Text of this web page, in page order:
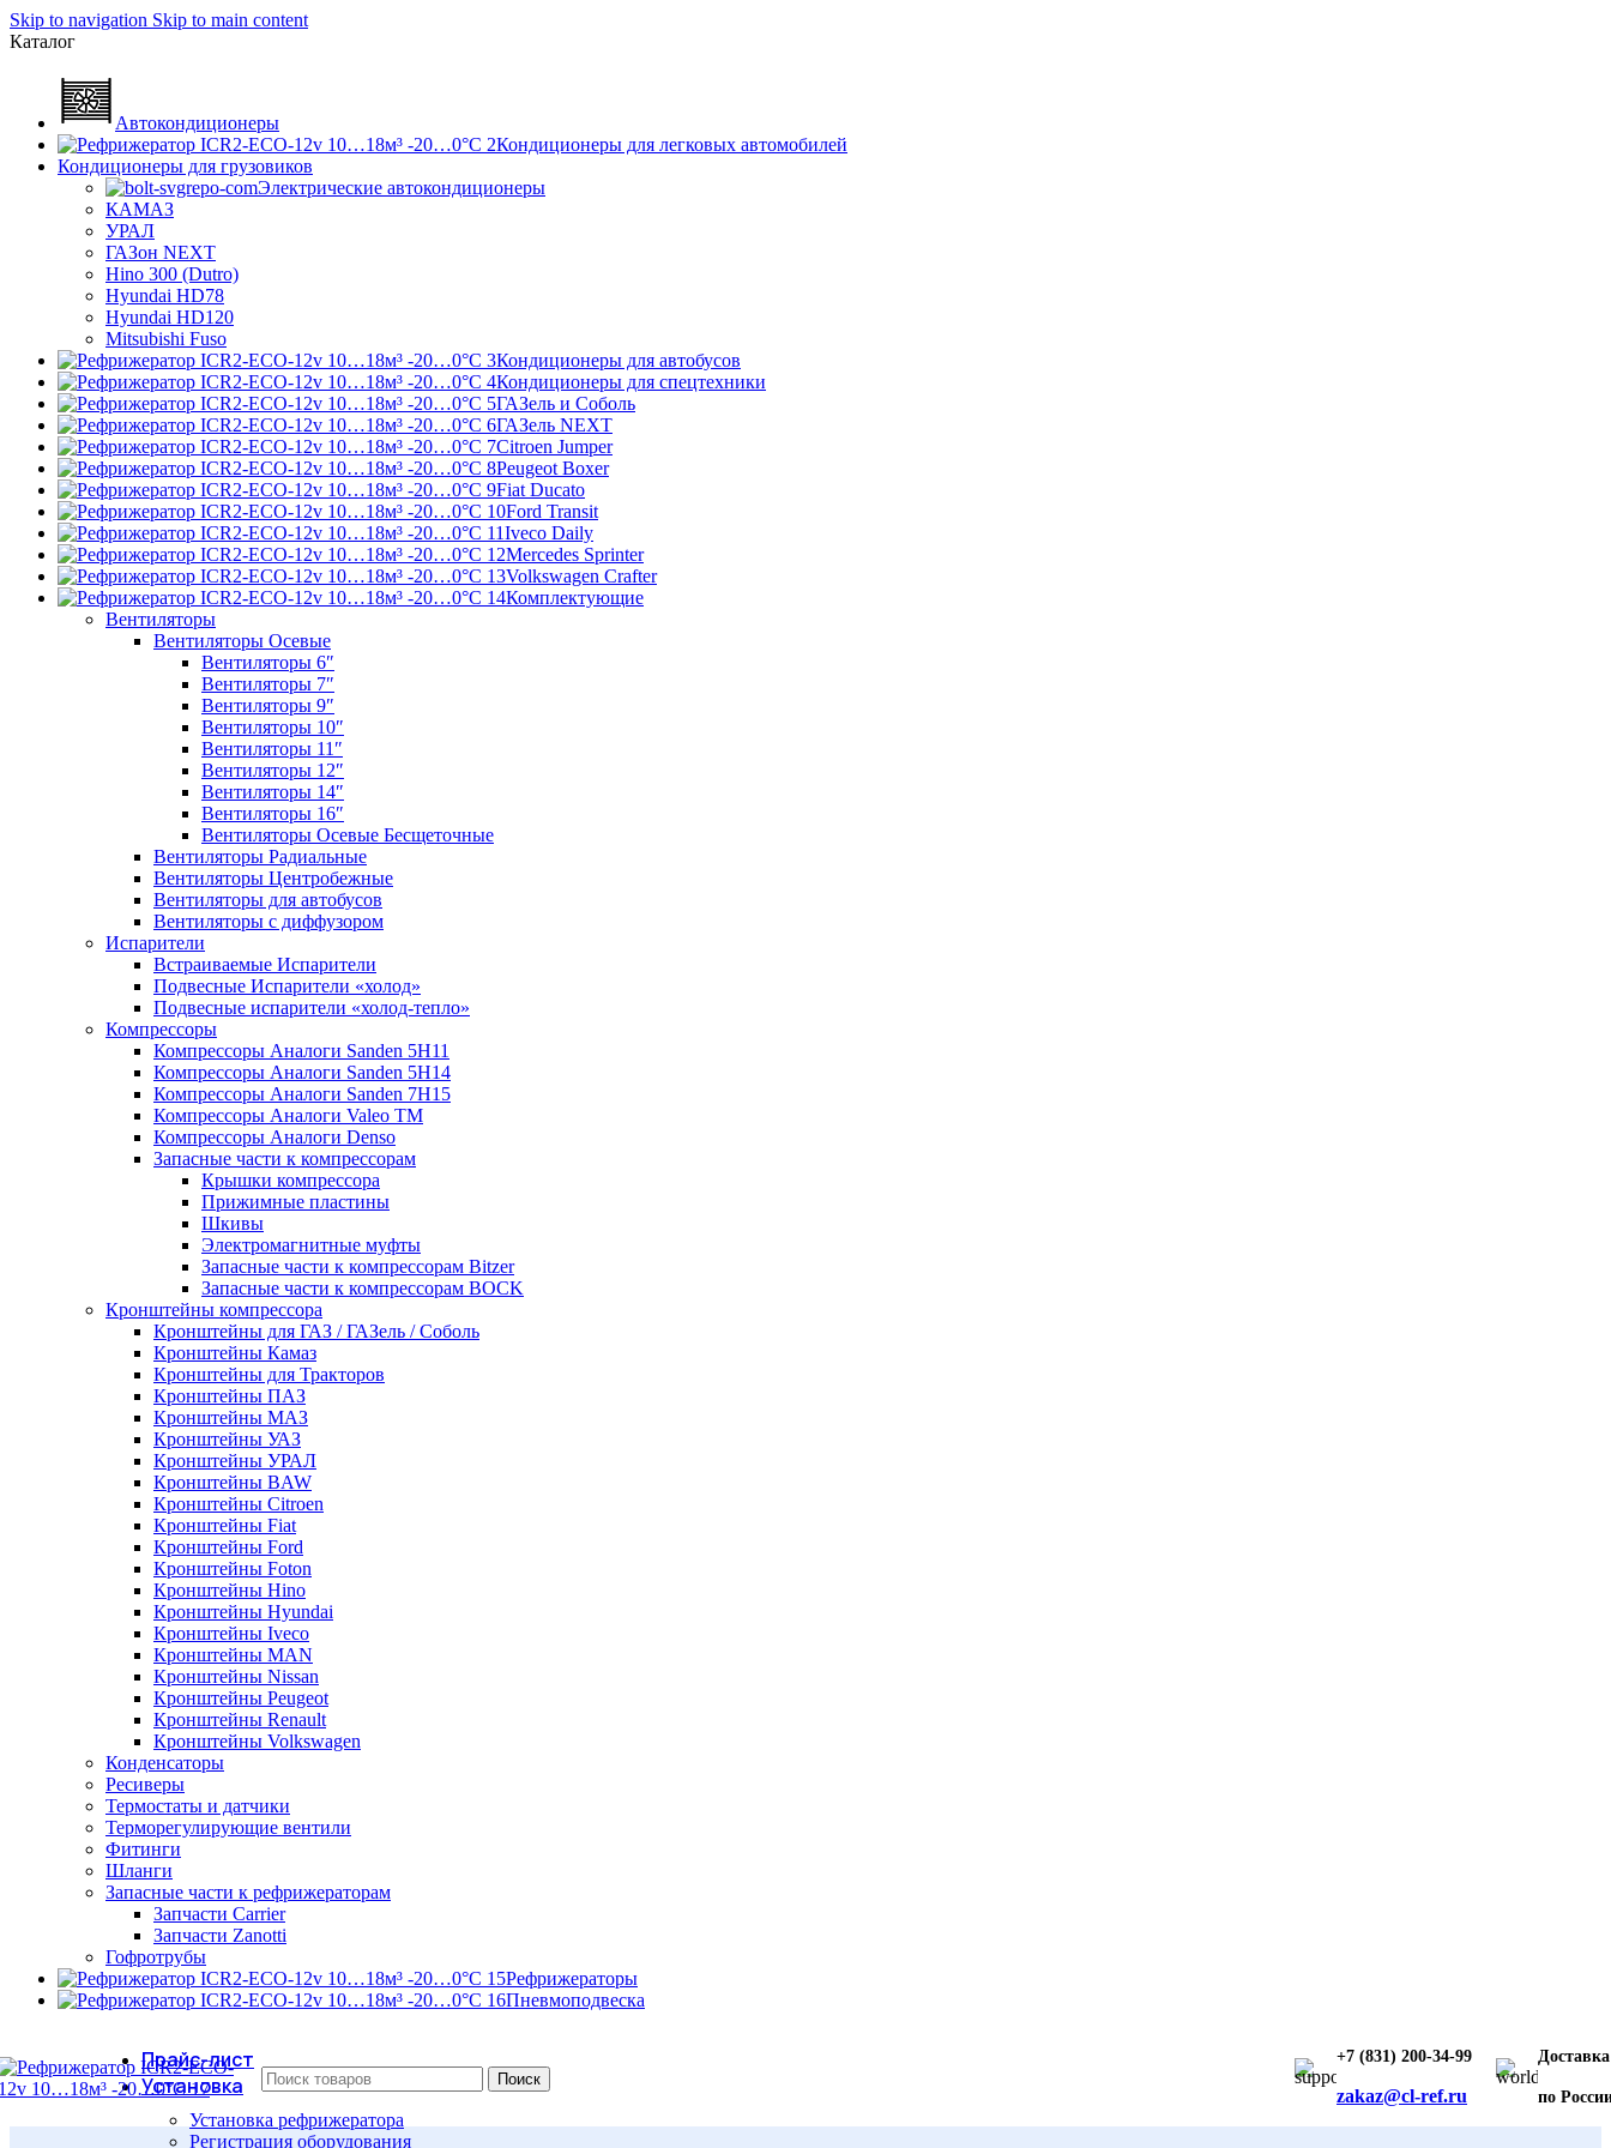
Skip to navigation Skip to main content
Каталог
Автокондиционеры
Кондиционеры для легковых автомобилей
Кондиционеры для грузовиков
Электрические автокондиционеры
КАМАЗ
УРАЛ
ГАЗон NEXT
Hino 300 (Dutro)
Hyundai HD78
Hyundai HD120
Mitsubishi Fuso
Кондиционеры для автобусов
Кондиционеры для спецтехники
ГАЗель и Соболь
ГАЗель NEXT
Citroen Jumper
Peugeot Boxer
Fiat Ducato
Ford Transit
Iveco Daily
Mercedes Sprinter
Volkswagen Crafter
Комплектующие
Вентиляторы
Вентиляторы Осевые
Вентиляторы 6″
Вентиляторы 7″
Вентиляторы 9″
Вентиляторы 10″
Вентиляторы 11″
Вентиляторы 12″
Вентиляторы 14″
Вентиляторы 16″
Вентиляторы Осевые Бесщеточные
Вентиляторы Радиальные
Вентиляторы Центробежные
Вентиляторы для автобусов
Вентиляторы с диффузором
Испарители
Встраиваемые Испарители
Подвесные Испарители «холод»
Подвесные испарители «холод-тепло»
Компрессоры
Компрессоры Аналоги Sanden 5H11
Компрессоры Аналоги Sanden 5H14
Компрессоры Аналоги Sanden 7H15
Компрессоры Аналоги Valeo ТМ
Компрессоры Аналоги Denso
Запасные части к компрессорам
Крышки компрессора
Прижимные пластины
Шкивы
Электромагнитные муфты
Запасные части к компрессорам Bitzer
Запасные части к компрессорам BOCK
Кронштейны компрессора
Кронштейны для ГАЗ / ГАЗель / Соболь
Кронштейны Камаз
Кронштейны для Тракторов
Кронштейны ПАЗ
Кронштейны МАЗ
Кронштейны УАЗ
Кронштейны УРАЛ
Кронштейны BAW
Кронштейны Citroen
Кронштейны Fiat
Кронштейны Ford
Кронштейны Foton
Кронштейны Hino
Кронштейны Hyundai
Кронштейны Iveco
Кронштейны MAN
Кронштейны Nissan
Кронштейны Peugeot
Кронштейны Renault
Кронштейны Volkswagen
Конденсаторы
Ресиверы
Термостаты и датчики
Терморегулирующие вентили
Фитинги
Шланги
Запасные части к рефрижераторам
Запчасти Carrier
Запчасти Zanotti
Гофротрубы
Рефрижераторы
Пневмоподвеска
Поиск
+7 (831) 200-34-99
zakaz@cl-ref.ru
Доставка
по
Прайс-лист
Установка
Установка рефрижератора
Регистрация оборудования